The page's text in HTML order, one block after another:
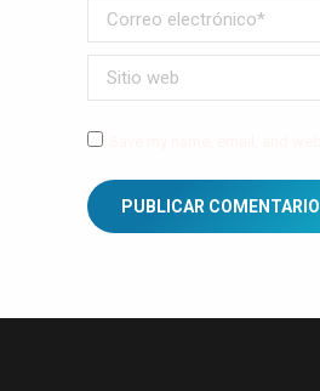
Correo electrónico *
Sitio web
PUBLICAR COMENTARIO